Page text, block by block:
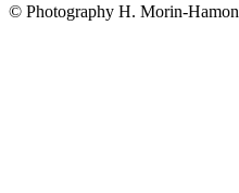
© Photography H. Morin-Hamon